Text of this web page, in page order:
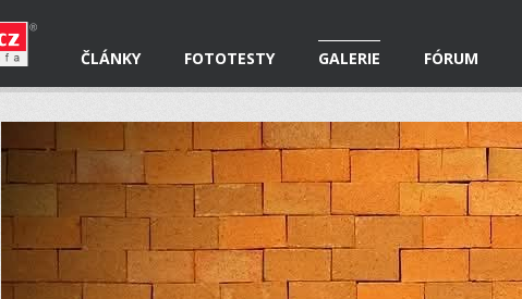
ČLÁNKY FOTOTESTY GALERIE FÓRUM